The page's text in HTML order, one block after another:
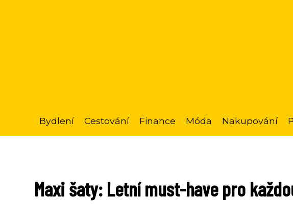
Bydlení Cestování Finance Móda Nakupování
Maxi šaty: Letní must-have pro